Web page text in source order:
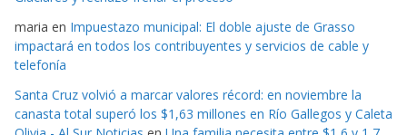
maria en Impuestazo municipal: El doble ajuste de Grasso
impactará en todos los contribuyentes y servicios de cable y
telefonía
Santa Cruz volvió a marcar valores récord: en noviembre la
canasta total superó los $1,63 millones en Río Gallegos y Caleta